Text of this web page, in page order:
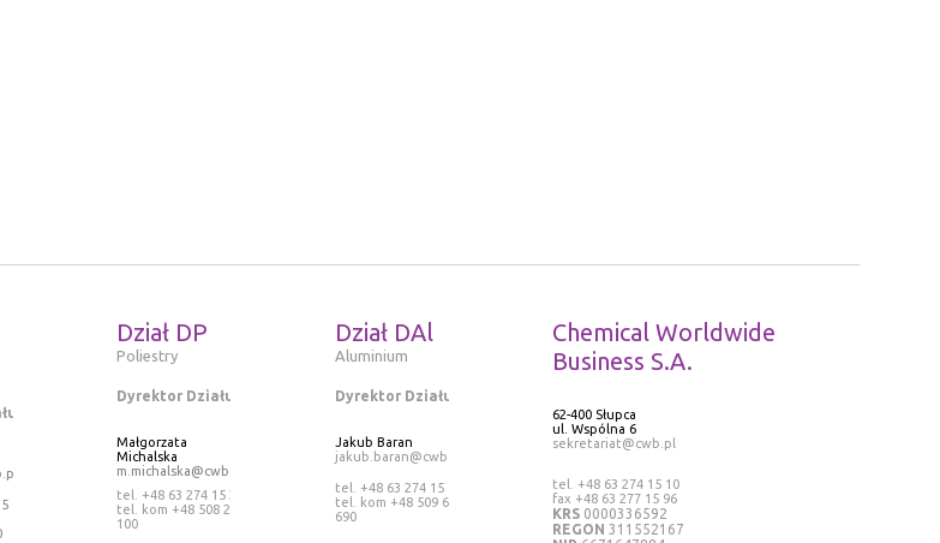
Dział DP
Poliestry
Dyrektor Działu
Małgorzata
Michalska
m.michalska@cwb.pl
tel. +48 63 274 15 25
tel. kom +48 508 265
100
Dział DAl
Aluminium
Dyrektor Działu
Jakub Baran
jakub.baran@cwb.pl
tel. +48 63 274 15 13
tel. kom +48 509 636
690
Chemical Worldwide
Business S.A.
62-400 Słupca
ul. Wspólna 6
sekretariat@cwb.pl
tel. +48 63 274 15 10
fax +48 63 277 15 96
KRS 0000336592
REGON 311552167